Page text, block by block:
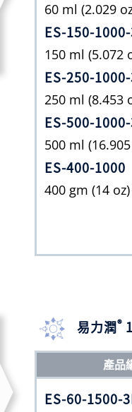
60 ml (2.029
ES-150-
150 ml (5.072
ES-250-
250 ml (8.453
ES-500-
500 ml
ES-400-1000
400 gm (14
易力潤®
產品
ES-60-1500-